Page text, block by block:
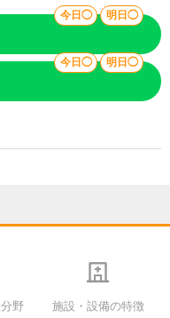
今日◯ 明日◯
今日◯ 明日◯
野 施設・設備の特徴